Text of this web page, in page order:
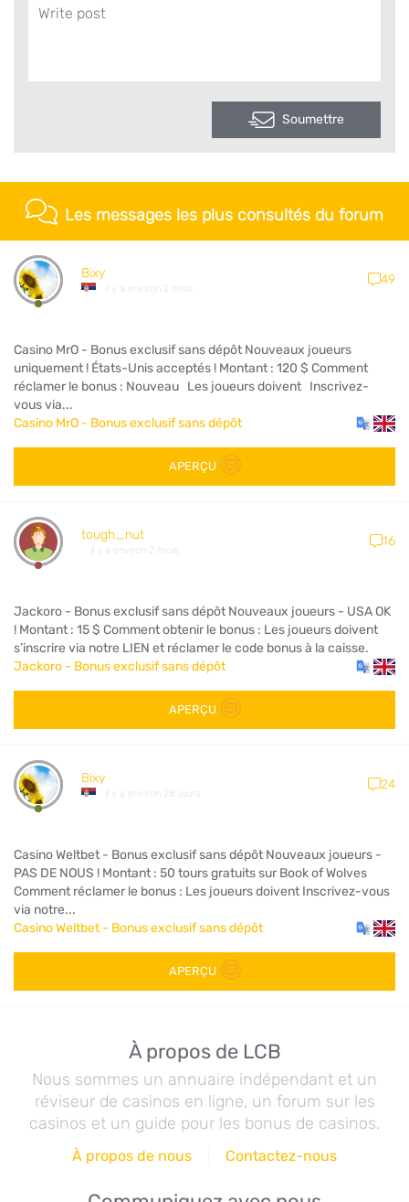
Soumettre
Les messages les plus consultés du forum
Bixy
il y a environ 2 mois
49
Casino MrO - Bonus exclusif sans dépôt Nouveaux joueurs
uniquement ! États-Unis acceptés ! Montant : 120 $ Comment
réclamer le bonus : Nouveau Les joueurs doivent Inscrivez-
vous via...
Casino MrO - Bonus exclusif sans dépôt
APERÇU
tough_nut
il y a environ 2 mois
16
Jackoro - Bonus exclusif sans dépôt Nouveaux joueurs - USA OK
! Montant : 15 $ Comment obtenir le bonus : Les joueurs doivent
s’inscrire via notre LIEN et réclamer le code bonus à la caisse.
Jackoro - Bonus exclusif sans dépôt
APERÇU
Bixy
il y a environ 28 jours
24
Casino Weltbet - Bonus exclusif sans dépôt Nouveaux joueurs -
PAS DE NOUS ! Montant : 50 tours gratuits sur Book of Wolves
Comment réclamer le bonus : Les joueurs doivent Inscrivez-vous
via notre...
Casino Weltbet - Bonus exclusif sans dépôt
APERÇU
À propos de LCB
Nous sommes un annuaire indépendant et un
réviseur de casinos en ligne, un forum sur les
casinos et un guide pour les bonus de casinos.
À propos de nous Contactez-nous